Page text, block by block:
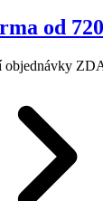
od
objednávky